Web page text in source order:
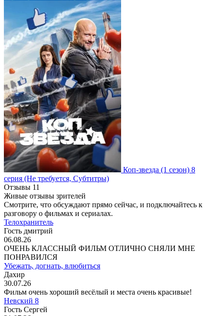
Коп-звезда (1 сезон) 8
серия (Не требуется, Субтитры)
Отзывы 11
Живые отзывы зрителей
Смотрите, что обсуждают прямо сейчас, и подключайтесь к
разговору о фильмах и сериалах.
Телохранитель
Гость дмитрий
06.08.26
ОЧЕНЬ КЛАССНЫЙ ФИЛЬМ ОТЛИЧНО СНЯЛИ МНЕ
ПОНРАВИЛСЯ
Убежать, догнать, влюбиться
Дахир
30.07.26
Фильм очень хороший весёлый и места очень красивые!
Невский 8
Гость Сергей